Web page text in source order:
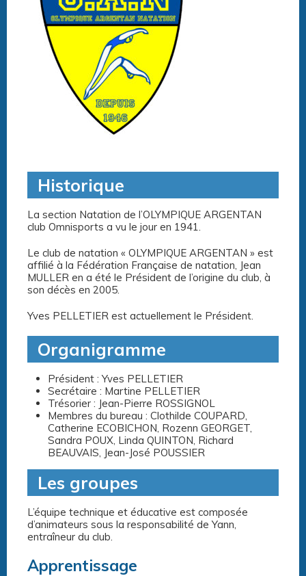
Historique
La section Natation de l’OLYMPIQUE ARGENTAN
club Omnisports a vu le jour en 1941.
Le club de natation « OLYMPIQUE ARGENTAN » est
affilié à la Fédération Française de natation, Jean
MULLER en a été le Président de l’origine du club, à
son décès en 2005.
Yves PELLETIER est actuellement le Président.
Organigramme
Président : Yves PELLETIER
Secrétaire : Martine PELLETIER
Trésorier : Jean-Pierre ROSSIGNOL
Membres du bureau : Clothilde COUPARD,
Catherine ECOBICHON, Rozenn GEORGET,
Sandra POUX, Linda QUINTON, Richard
BEAUVAIS, Jean-José POUSSIER
Les groupes
L’équipe technique et éducative est composée
d’animateurs sous la responsabilité de Yann,
entraîneur du club.
Apprentissage